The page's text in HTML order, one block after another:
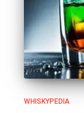
WHISKYPEDIA